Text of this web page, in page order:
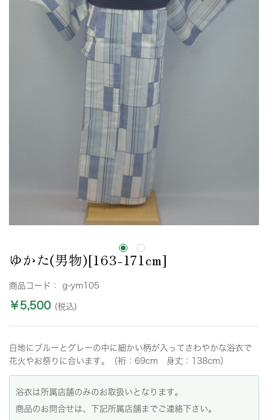
ゆかた(男物)[163-171cm]
商品コード： g-ym105
￥5,500 (税込)
白地にブルーとグレーの中に細かい柄が入ってさわやかな浴衣で
花火やお祭りに合います。（裄：69cm 身丈：138cm）
浴衣は所属店舗のみのお取扱いとなります。
商品のお問合せは、下記所属店舗までご連絡下さい。